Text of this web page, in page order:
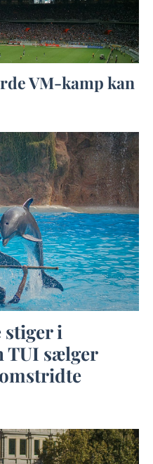
VM-kamp kan
i
TUI sælger